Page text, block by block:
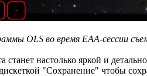
OLS во время EAA-сессии
станет настолько яркой и
"Сохранение" чтобы